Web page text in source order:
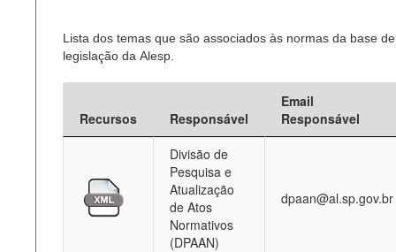
Lista dos temas que são associados às normas da base de
legislação da Alesp.
Recursos Responsável
Email
Responsável
Divisão de
Pesquisa e
Atualização
de Atos
Normativos
(DPAAN)
dpaan@al.sp.gov.br